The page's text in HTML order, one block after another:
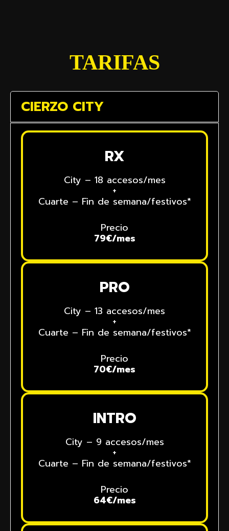
TARIFAS
CIERZO CITY
RX
City – 18 accesos/mes
+
Cuarte – Fin de semana/festivos*
Precio
79€/mes
PRO
City – 13 accesos/mes
+
Cuarte – Fin de semana/festivos*
Precio
70€/mes
INTRO
City – 9 accesos/mes
+
Cuarte – Fin de semana/festivos*
Precio
64€/mes